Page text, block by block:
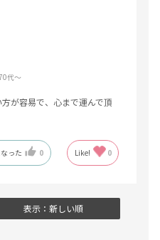
代～
が容易で、心まで運んで頂
った 0 Like! 0
表示：新しい順